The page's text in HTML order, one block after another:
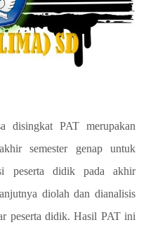
disingkat PAT merupakan
semester genap untuk
peserta didik pada akhir
diolah dan dianalisis
peserta didik. Hasil PAT ini